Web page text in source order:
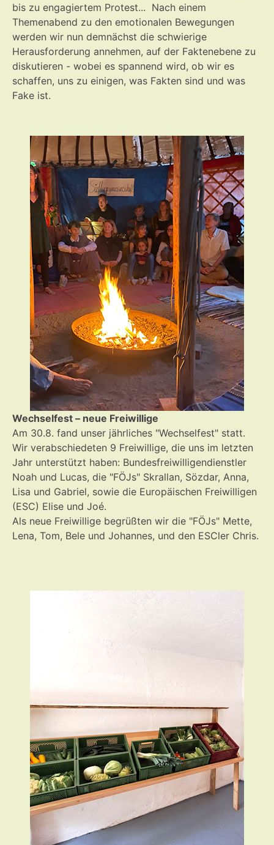
bis zu engagiertem Protest... Nach einem
Themenabend zu den emotionalen Bewegungen
werden wir nun demnächst die schwierige
Herausforderung annehmen, auf der Faktenebene zu
diskutieren - wobei es spannend wird, ob wir es
schaffen, uns zu einigen, was Fakten sind und was
Fake ist.
Wechselfest – neue Freiwillige
Am 30.8. fand unser jährliches "Wechselfest" statt.
Wir verabschiedeten 9 Freiwillige, die uns im letzten
Jahr unterstützt haben: Bundesfreiwilligendienstler
Noah und Lucas, die "FÖJs" Skrallan, Sözdar, Anna,
Lisa und Gabriel, sowie die Europäischen Freiwilligen
(ESC) Elise und Joé.
Als neue Freiwillige begrüßten wir die "FÖJs" Mette,
Lena, Tom, Bele und Johannes, und den ESCler Chris.